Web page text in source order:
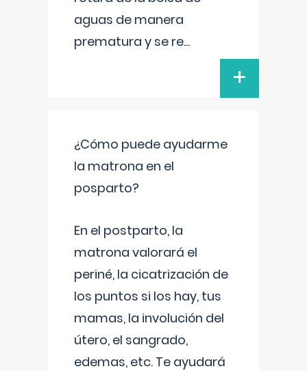
aguas de manera
prematura y se re...
+
¿Cómo puede ayudarme
la matrona en el
posparto?
En el postparto, la
matrona valorará el
periné, la cicatrización de
los puntos si los hay, tus
mamas, la involución del
útero, el sangrado,
edemas, etc. Te ayudará